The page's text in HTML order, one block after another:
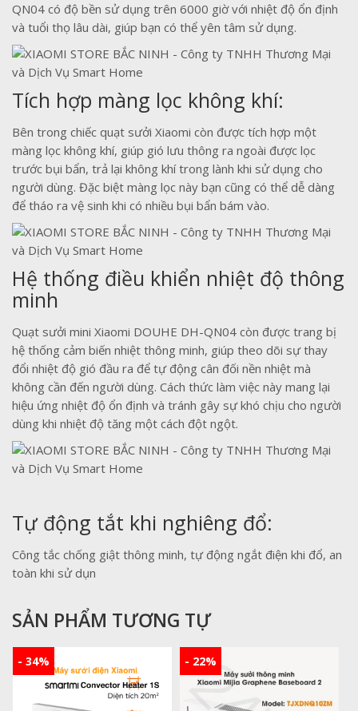
QN04 có độ bền sử dụng trên 6000 giờ với nhiệt độ ổn định
và tuổi thọ lâu dài, giúp bạn có thể yên tâm sử dụng.
Tích hợp màng lọc không khí:
Bên trong chiếc quạt sưởi Xiaomi còn được tích hợp một
màng lọc không khí, giúp gió lưu thông ra ngoài được lọc
trước bụi bẩn, trả lại không khí trong lành khi sử dụng cho
người dùng. Đặc biệt màng lọc này bạn cũng có thể dễ dàng
để tháo ra vệ sinh khi có nhiều bụi bẩn bám vào.
Hệ thống điều khiển nhiệt độ thông
minh
Quạt sưởi mini Xiaomi DOUHE DH-QN04 còn được trang bị
hệ thống cảm biến nhiệt thông minh, giúp theo dõi sự thay
đổi nhiệt độ gió đầu ra để tự động cân đối nền nhiệt mà
không cần đến người dùng. Cách thức làm việc này mang lại
hiệu ứng nhiệt độ ổn định và tránh gây sự khó chịu cho người
dùng khi nhiệt độ tăng một cách đột ngột.
Tự động tắt khi nghiêng đổ:
Công tắc chống giật thông minh, tự động ngắt điện khi đổ, an
toàn khi sử dụn
SẢN PHẨM TƯƠNG TỰ
- 34% - 22%